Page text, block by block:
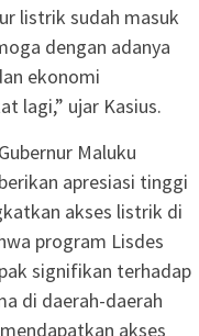
listrik sudah masuk
dengan adanya
ekonomi
lagi,” ujar Kasius.
Maluku
apresiasi tinggi
akses listrik di
program Lisdes
signifikan terhadap
di daerah-daerah
akses